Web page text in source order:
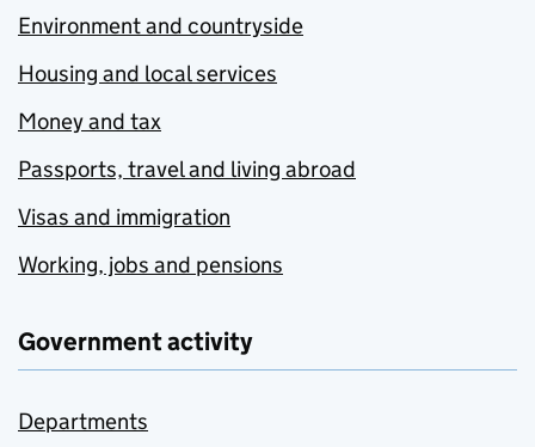
Environment and countryside
Housing and local services
Money and tax
Passports, travel and living abroad
Visas and immigration
Working, jobs and pensions
Government activity
Departments